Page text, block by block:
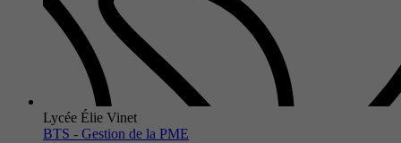
Lycée Élie Vinet
BTS - Gestion de la PME